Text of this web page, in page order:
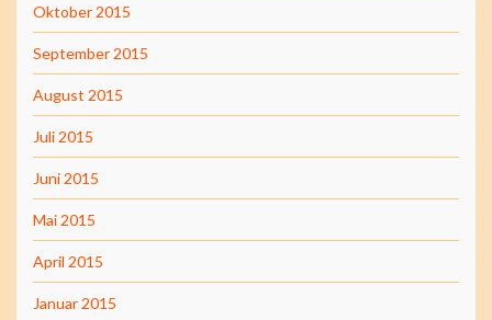
Oktober 2015
September 2015
August 2015
Juli 2015
Juni 2015
Mai 2015
April 2015
Januar 2015